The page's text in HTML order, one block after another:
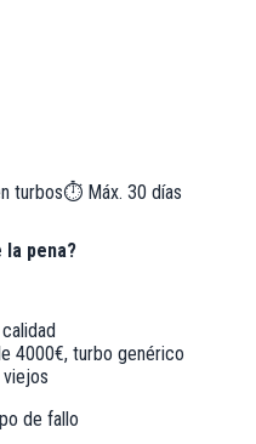
turbos⏱️ Máx. 30 días
la pena?
4000€, turbo genérico
de fallo